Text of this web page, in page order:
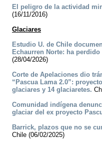
El peligro de la actividad
(16/11/2016)
Glaciares
Estudio U. de Chile
Echaurren Norte: ha
(28/04/2026)
Corte de Apelaciones dio
“Pascua Lama 2.0”:
glaciares y 14 glaciaretes.
Comunidad indígena
glaciar del ex proyecto
Barrick, plazos que no se
Chile (06/02/2025)